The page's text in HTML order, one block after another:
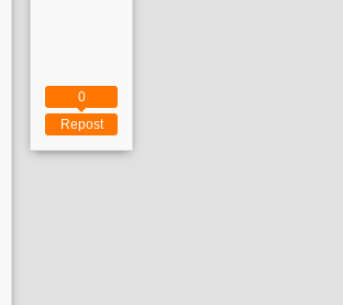
Repost
0